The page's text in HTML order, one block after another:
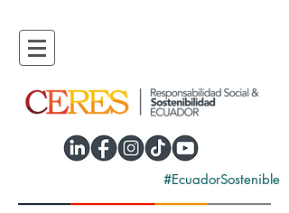
#EcuadorSostenible